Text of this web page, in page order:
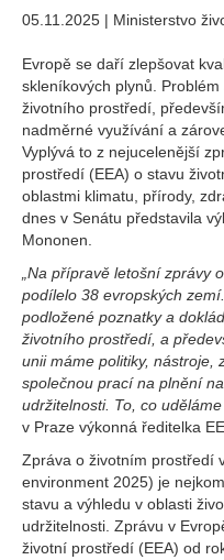
05.11.2025 | Ministerstvo
Evropě se daří zlepšovat
skleníkových plynů.
životního prostředí,
nadměrné využívání a
Vyplývá to z nejucelenější
prostředí (EEA) o stavu
oblastmi klimatu, přírody,
dnes v Senátu představila
Mononen.
„Na přípravě letošní zprávy
podílelo 38 evropských
podložené poznatky a
životního prostředí, a
unii máme politiky, nástroje,
společnou prací na plnění
udržitelnosti. To, co
v Praze výkonná ředitelka
Zpráva o životním prostředí
environment 2025) je
stavu a výhledu v oblasti
udržitelnosti. Zprávu v
životní prostředí (EEA) od